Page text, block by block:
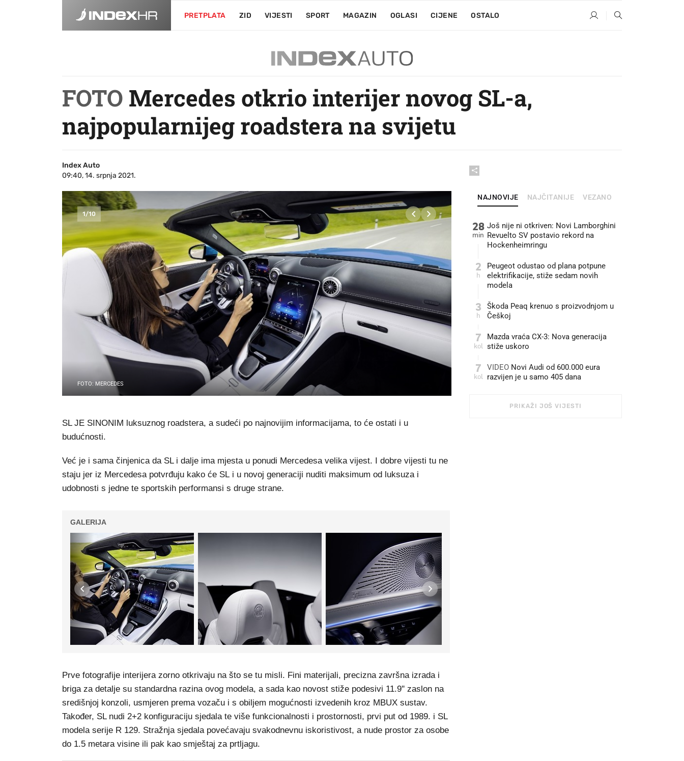
PRETPLATA ZID VIJESTI SPORT MAGAZIN OGLASI CIJENE OSTALO
FOTO Mercedes otkrio interijer novog SL-a,
najpopularnijeg roadstera na svijetu
Index Auto
09:40, 14. srpnja 2021.
1/10
FOTO: MERCEDES
SL JE SINONIM luksuznog roadstera, a sudeći po najnovijim informacijama, to će ostati i u
budućnosti.
Već je i sama činjenica da SL i dalje ima mjesta u ponudi Mercedesa velika vijest. I dobre vijesti tu ne
staju jer iz Mercedesa potvrđuju kako će SL i u novoj generaciji nuditi maksimum od luksuza i
udobnosti s jedne te sportskih performansi s druge strane.
GALERIJA
Prve fotografije interijera zorno otkrivaju na što se tu misli. Fini materijali, precizna završna izrada i
briga za detalje su standardna razina ovog modela, a sada kao novost stiže podesivi 11.9'' zaslon na
središnjoj konzoli, usmjeren prema vozaču i s obiljem mogućnosti izvedenih kroz MBUX sustav.
Također, SL nudi 2+2 konfiguraciju sjedala te više funkcionalnosti i prostornosti, prvi put od 1989. i SL
modela serije R 129. Stražnja sjedala povećavaju svakodnevnu iskoristivost, a nude prostor za osobe
do 1.5 metara visine ili pak kao smještaj za prtljagu.
NAJNOVIJE NAJČITANIJE VEZANO
28
min
Još nije ni otkriven: Novi Lamborghini
Revuelto SV postavio rekord na
Hockenheimringu
2
h
Peugeot odustao od plana potpune
elektrifikacije, stiže sedam novih
modela
3
h
Škoda Peaq krenuo s proizvodnjom u
Češkoj
7
kol
Mazda vraća CX-3: Nova generacija
stiže uskoro
7
kol
VIDEO Novi Audi od 600.000 eura
razvijen je u samo 405 dana
PRIKAŽI JOŠ VIJESTI